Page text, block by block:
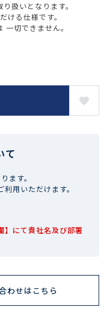
扱いとなります。
ける仕様です。
切できません。
て
ます。
用いただけます。
】にて貴社名及び部署
わせはこちら